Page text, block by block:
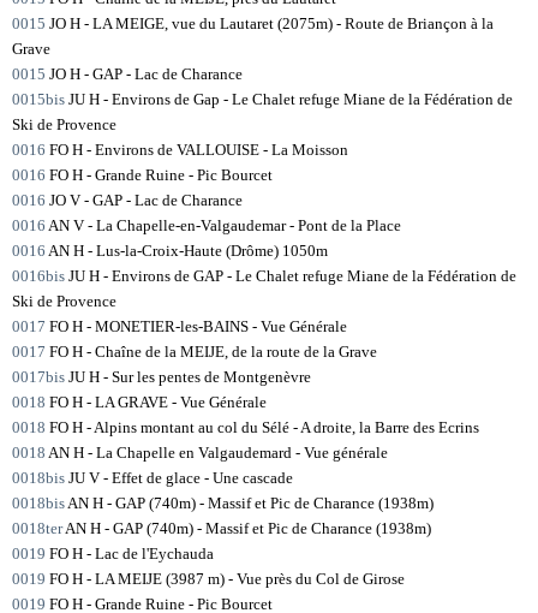
0015 JO H - LA MEIGE, vue du Lautaret (2075m) - Route de Briançon à la
Grave
0015 JO H - GAP - Lac de Charance
0015bis JU H - Environs de Gap - Le Chalet refuge Miane de la Fédération de
Ski de Provence
0016 FO H - Environs de VALLOUISE - La Moisson
0016 FO H - Grande Ruine - Pic Bourcet
0016 JO V - GAP - Lac de Charance
0016 AN V - La Chapelle-en-Valgaudemar - Pont de la Place
0016 AN H - Lus-la-Croix-Haute (Drôme) 1050m
0016bis JU H - Environs de GAP - Le Chalet refuge Miane de la Fédération de
Ski de Provence
0017 FO H - MONETIER-les-BAINS - Vue Générale
0017 FO H - Chaîne de la MEIJE, de la route de la Grave
0017bis JU H - Sur les pentes de Montgenèvre
0018 FO H - LA GRAVE - Vue Générale
0018 FO H - Alpins montant au col du Sélé - A droite, la Barre des Ecrins
0018 AN H - La Chapelle en Valgaudemard - Vue générale
0018bis JU V - Effet de glace - Une cascade
0018bisAN H - GAP (740m) - Massif et Pic de Charance (1938m)
0018terAN H - GAP (740m) - Massif et Pic de Charance (1938m)
0019 FO H - Lac de l'Eychauda
0019 FO H - LA MEIJE (3987 m) - Vue près du Col de Girose
0019 FO H - Grande Ruine - Pic Bourcet